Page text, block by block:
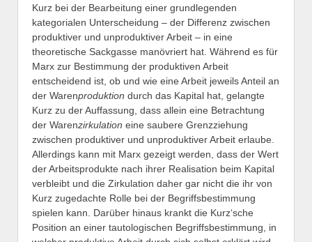
Kurz bei der Bearbeitung einer grundlegenden
kategorialen Unterscheidung – der Differenz zwischen
produktiver und unproduktiver Arbeit – in eine
theoretische Sackgasse manövriert hat. Während es für
Marx zur Bestimmung der produktiven Arbeit
entscheidend ist, ob und wie eine Arbeit jeweils Anteil an
der Warenproduktion durch das Kapital hat, gelangte
Kurz zu der Auffassung, dass allein eine Betrachtung
der Warenzirkulation eine saubere Grenzziehung
zwischen produktiver und unproduktiver Arbeit erlaube.
Allerdings kann mit Marx gezeigt werden, dass der Wert
der Arbeitsprodukte nach ihrer Realisation beim Kapital
verbleibt und die Zirkulation daher gar nicht die ihr von
Kurz zugedachte Rolle bei der Begriffsbestimmung
spielen kann. Darüber hinaus krankt die Kurz‘sche
Position an einer tautologischen Begriffsbestimmung, in